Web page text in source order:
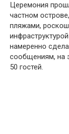
Церемония
частном
пляжами,
намеренно
сообщениям, на
50 гостей.